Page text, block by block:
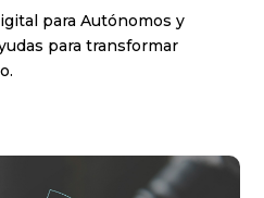
para Autónomos y
para transformar